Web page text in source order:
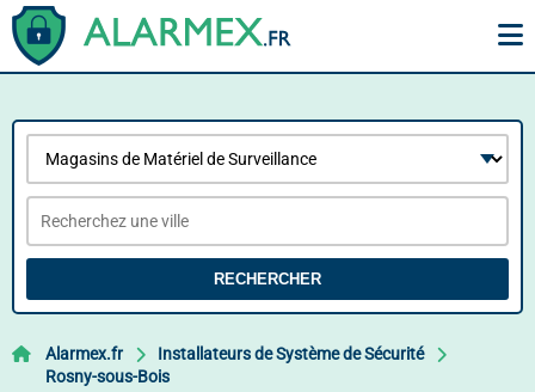
RECHERCHER
Alarmex.fr
Installateurs de Système de Sécurité
Rosny-sous-Bois